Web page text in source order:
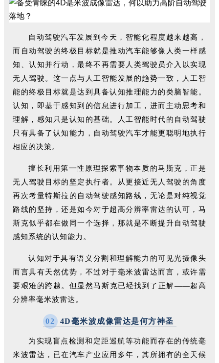
自动驾驶汽车发展到今天，智能化程度越来越高，
而自动驾驶的终极目标就是推动汽车能够像人类一样感
知、认知并行动，最终不再需要人类驾驶员介入以实现
无人驾驶。这一点与人工智能发展的趋势一致，人工智
能的终极目标就是达到具备认知推理能力的类脑智能。
认知，即基于感知到的信息进行加工，进而主动思考和
理解，感知只是认知的基础。人工智能时代的自动驾驶
只有具备了认知能力，自动驾驶汽车才能更聪明地执行
相应的决策。
擅长利用第一性原理探索事物本质的马斯克，正是
无人驾驶目标的坚定执行者。从更接近无人驾驶的角度
再次考量特斯拉的自动驾驶感知路线，无论是对纯视觉
路线的坚持，还是如今对于超高分辨率雷达的认可，马
斯克似乎都在做同一个选择，那就是不断提升自动驾驶
感知系统的认知能力。
认知对于具有语义分割和理解能力的可见光摄像头
而言具有天然优势，不过对于毫米波雷达而言，或许需
要艰难的跨越。但显然马斯克已经找到了正解——超高
分辨率毫米波雷达。
02 4D毫米波成像雷达是何方神圣
为实现盲点检测和定距巡航等功能而存在的传统毫
米波雷达，已在汽车产业应用多年，其所拥有的全天候